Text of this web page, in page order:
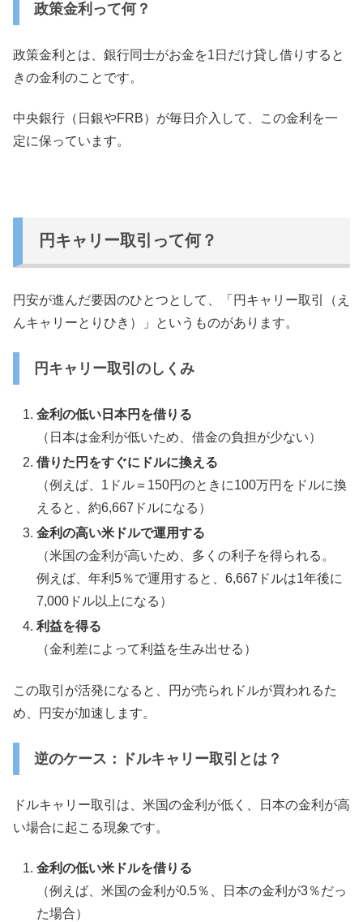
政策金利って何？
政策金利とは、銀行同士がお金を1日だけ貸し借りすると
きの金利のことです。
中央銀行（日銀やFRB）が毎日介入して、この金利を一
定に保っています。
円キャリー取引って何？
円安が進んだ要因のひとつとして、「円キャリー取引（え
んキャリーとりひき）」というものがあります。
円キャリー取引のしくみ
金利の低い日本円を借りる
（日本は金利が低いため、借金の負担が少ない）
借りた円をすぐにドルに換える
（例えば、1ドル＝150円のときに100万円をドルに換
えると、約6,667ドルになる）
金利の高い米ドルで運用する
（米国の金利が高いため、多くの利子を得られる。
例えば、年利5％で運用すると、6,667ドルは1年後に
7,000ドル以上になる）
利益を得る
（金利差によって利益を生み出せる）
この取引が活発になると、円が売られドルが買われるた
め、円安が加速します。
逆のケース：ドルキャリー取引とは？
ドルキャリー取引は、米国の金利が低く、日本の金利が高
い場合に起こる現象です。
金利の低い米ドルを借りる
（例えば、米国の金利が0.5％、日本の金利が3％だっ
た場合）